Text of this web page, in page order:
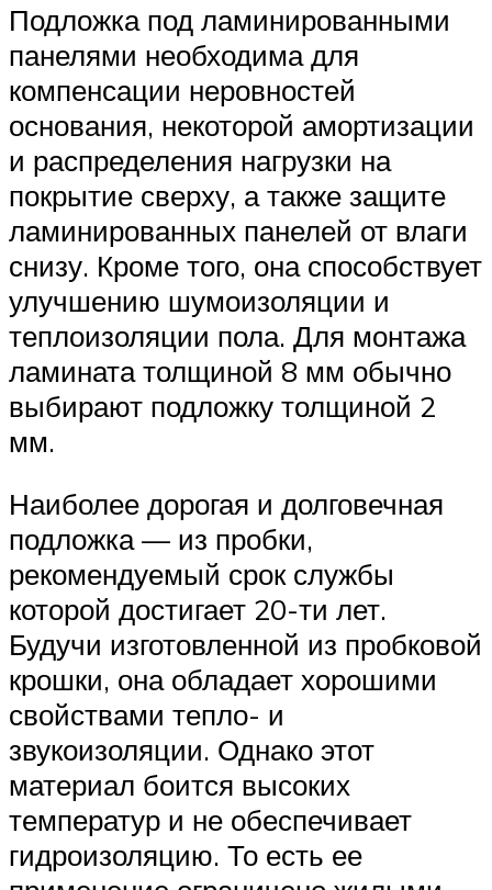
Подложка под ламинированными
панелями необходима для
компенсации неровностей
основания, некоторой амортизации
и распределения нагрузки на
покрытие сверху, а также защите
ламинированных панелей от влаги
снизу. Кроме того, она способствует
улучшению шумоизоляции и
теплоизоляции пола. Для монтажа
ламината толщиной 8 мм обычно
выбирают подложку толщиной 2
мм.
Наиболее дорогая и долговечная
подложка — из пробки,
рекомендуемый срок службы
которой достигает 20-ти лет.
Будучи изготовленной из пробковой
крошки, она обладает хорошими
свойствами тепло- и
звукоизоляции. Однако этот
материал боится высоких
температур и не обеспечивает
гидроизоляцию. То есть ее